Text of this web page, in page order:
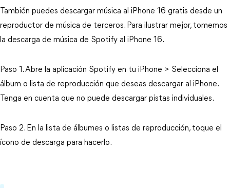
También puedes descargar música al iPhone 16 gratis desde un
reproductor de música de terceros. Para ilustrar mejor, tomemos
la descarga de música de Spotify al iPhone 16.
Paso 1. Abre la aplicación Spotify en tu iPhone > Selecciona el
álbum o lista de reproducción que deseas descargar al iPhone.
Tenga en cuenta que no puede descargar pistas individuales.
Paso 2. En la lista de álbumes o listas de reproducción, toque el
ícono de descarga para hacerlo.